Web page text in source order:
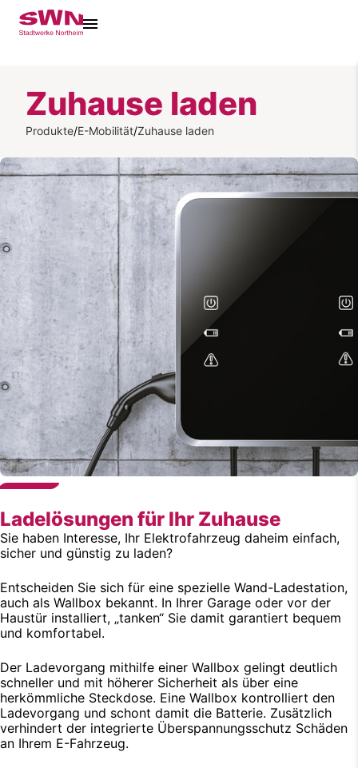
Zuhause laden
Produkte/E-Mobilität/Zuhause laden
Ladelösungen für Ihr Zuhause
Sie haben Interesse, Ihr Elektrofahrzeug daheim einfach,
sicher und günstig zu laden?
Entscheiden Sie sich für eine spezielle Wand-Ladestation,
auch als Wallbox bekannt. In Ihrer Garage oder vor der
Haustür installiert, „tanken“ Sie damit garantiert bequem
und komfortabel.
Der Ladevorgang mithilfe einer Wallbox gelingt deutlich
schneller und mit höherer Sicherheit als über eine
herkömmliche Steckdose. Eine Wallbox kontrolliert den
Ladevorgang und schont damit die Batterie. Zusätzlich
verhindert der integrierte Überspannungsschutz Schäden
an Ihrem E-Fahrzeug.